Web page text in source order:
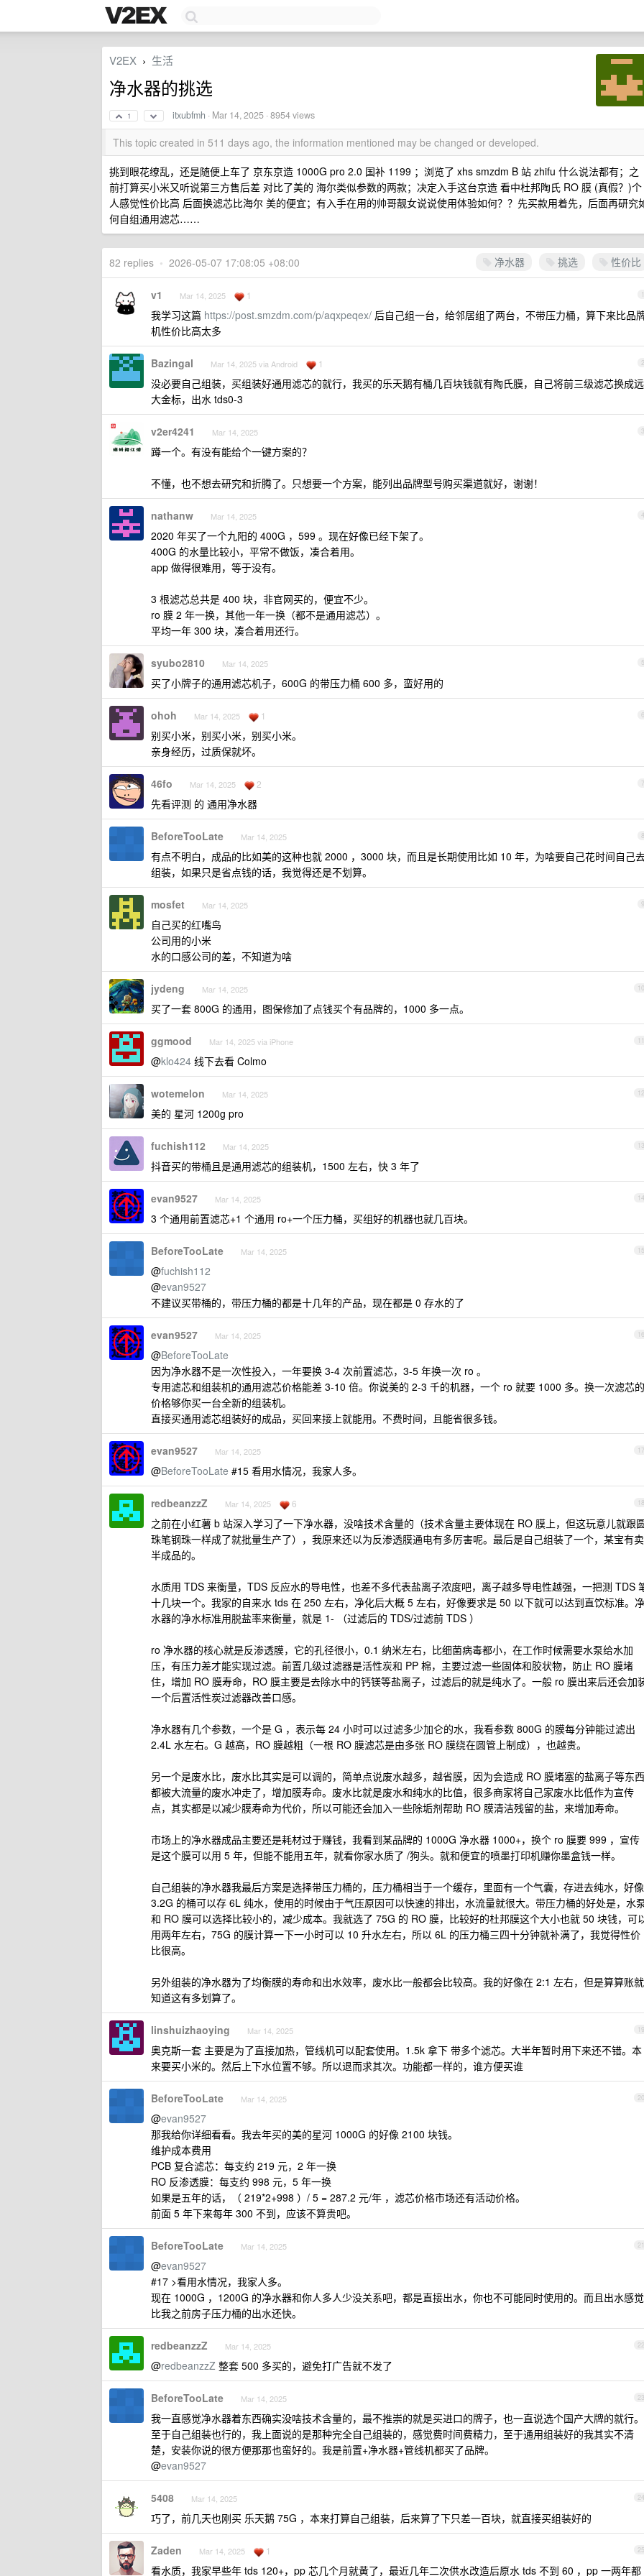
V2EX › 生活
净水器的挑选
1 itxubfmh · Mar 14, 2025 · 8954 views
This topic created in 511 days ago, the information mentioned may be changed or developed.
挑到眼花缭乱，还是随便上车了 京东京造 1000G pro 2.0 国补 1199 ；浏览了 xhs smzdm B 站 zhifu 什么说法都有；之
前打算买小米又听说第三方售后差 对比了美的 海尔类似参数的两款；决定入手这台京造 看中杜邦陶氏 RO 膜 (真假？)个
人感觉性价比高 后面换滤芯比海尔 美的便宜；有入手在用的帅哥靓女说说使用体验如何？？先买款用着先，后面再研究
何自组通用滤芯……
净水器 挑选 性价比
82 replies • 2026-05-07 17:08:05 +08:00
1
v1 Mar 14, 2025 1
我学习这篇 https://post.smzdm.com/p/aqxpeqex/ 后自己组一台，给邻居组了两台，不带压力桶，算下来比品
机性价比高太多
2
Bazingal Mar 14, 2025 via Android 1
没必要自己组装，买组装好通用滤芯的就行，我买的乐天鹅有桶几百块钱就有陶氏膜，自己将前三级滤芯换成远
大金标，出水 tds0-3
3
v2er4241 Mar 14, 2025
蹲一个。有没有能给个一键方案的？
不懂，也不想去研究和折腾了。只想要一个方案，能列出品牌型号购买渠道就好，谢谢！
4
nathanw Mar 14, 2025
2020 年买了一个九阳的 400G ，599 。现在好像已经下架了。
400G 的水量比较小，平常不做饭，凑合着用。
app 做得很难用，等于没有。
3 根滤芯总共是 400 块，非官网买的，便宜不少。
ro 膜 2 年一换，其他一年一换（都不是通用滤芯）。
平均一年 300 块，凑合着用还行。
5
syubo2810 Mar 14, 2025
买了小牌子的通用滤芯机子，600G 的带压力桶 600 多，蛮好用的
6
ohoh Mar 14, 2025 1
别买小米，别买小米，别买小米。
亲身经历，过质保就坏。
7
46fo Mar 14, 2025 2
先看评测 的 通用净水器
8
BeforeTooLate Mar 14, 2025
有点不明白，成品的比如美的这种也就 2000 ，3000 块，而且是长期使用比如 10 年，为啥要自己花时间自己
组装，如果只是省点钱的话，我觉得还是不划算。
9
mosfet Mar 14, 2025
自己买的红嘴鸟
公司用的小米
水的口感公司的差，不知道为啥
10
jydeng Mar 14, 2025
买了一套 800G 的通用，图保修加了点钱买个有品牌的，1000 多一点。
11
ggmood Mar 14, 2025 via iPhone
@klo424 线下去看 Colmo
12
wotemelon Mar 14, 2025
美的 星河 1200g pro
13
fuchish112 Mar 14, 2025
抖音买的带桶且是通用滤芯的组装机，1500 左右，快 3 年了
14
evan9527 Mar 14, 2025
3 个通用前置滤芯+1 个通用 ro+一个压力桶，买组好的机器也就几百块。
15
BeforeTooLate Mar 14, 2025
@fuchish112
@evan9527
不建议买带桶的，带压力桶的都是十几年的产品，现在都是 0 存水的了
16
evan9527 Mar 14, 2025
@BeforeTooLate
因为净水器不是一次性投入，一年要换 3-4 次前置滤芯，3-5 年换一次 ro 。
专用滤芯和组装机的通用滤芯价格能差 3-10 倍。你说美的 2-3 千的机器，一个 ro 就要 1000 多。换一次滤芯的
价格够你买一台全新的组装机。
直接买通用滤芯组装好的成品，买回来接上就能用。不费时间，且能省很多钱。
17
evan9527 Mar 14, 2025
@BeforeTooLate #15 看用水情况，我家人多。
18
redbeanzzZ Mar 14, 2025 6
之前在小红薯 b 站深入学习了一下净水器，没啥技术含量的（技术含量主要体现在 RO 膜上，但这玩意儿就跟
珠笔钢珠一样成了就批量生产了），我原来还以为反渗透膜通电有多厉害呢。最后是自己组装了一个，某宝有卖
半成品的。
水质用 TDS 来衡量，TDS 反应水的导电性，也差不多代表盐离子浓度吧，离子越多导电性越强，一把测 TDS
十几块一个。我家的自来水 tds 在 250 左右，净化后大概 5 左右，好像要求是 50 以下就可以达到直饮标准。净
水器的净水标准用脱盐率来衡量，就是 1- （过滤后的 TDS/过滤前 TDS ）
ro 净水器的核心就是反渗透膜，它的孔径很小，0.1 纳米左右，比细菌病毒都小，在工作时候需要水泵给水加
压，有压力差才能实现过滤。前置几级过滤器是活性炭和 PP 棉，主要过滤一些固体和胶状物，防止 RO 膜堵
住，增加 RO 膜寿命，RO 膜主要是去除水中的钙镁等盐离子，过滤后的就是纯水了。一般 ro 膜出来后还会加
一个后置活性炭过滤器改善口感。
净水器有几个参数，一个是 G ，表示每 24 小时可以过滤多少加仑的水，我看参数 800G 的膜每分钟能过滤出
2.4L 水左右。G 越高，RO 膜越粗（一根 RO 膜滤芯是由多张 RO 膜绕在圆管上制成），也越贵。
另一个是废水比，废水比其实是可以调的，简单点说废水越多，越省膜，因为会造成 RO 膜堵塞的盐离子等东西
都被大流量的废水冲走了，增加膜寿命。废水比就是废水和纯水的比值，很多商家将自己家废水比低作为宣传
点，其实都是以减少膜寿命为代价，所以可能还会加入一些除垢剂帮助 RO 膜清洁残留的盐，来增加寿命。
市场上的净水器成品主要还是耗材过于赚钱，我看到某品牌的 1000G 净水器 1000+，换个 ro 膜要 999 ，宣传
是这个膜可以用 5 年，但能不能用五年，就看你家水质了 /狗头。就和便宜的喷墨打印机赚你墨盒钱一样。
自己组装的净水器我最后方案是选择带压力桶的，压力桶相当于一个缓存，里面有一个气囊，存进去纯水，好像
3.2G 的桶可以存 6L 纯水，使用的时候由于气压原因可以快速的排出，水流量就很大。带压力桶的好处是，水
和 RO 膜可以选择比较小的，减少成本。我就选了 75G 的 RO 膜，比较好的杜邦膜这个大小也就 50 块钱，可
用两年左右，75G 的膜计算一下一小时可以 10 升水左右，所以 6L 的压力桶三四十分钟就补满了，我觉得性价
比很高。
另外组装的净水器为了均衡膜的寿命和出水效率，废水比一般都会比较高。我的好像在 2:1 左右，但是算算账就
知道这有多划算了。
19
linshuizhaoying Mar 14, 2025
奥克斯一套 主要是为了直接加热，管线机可以配套使用。1.5k 拿下 带多个滤芯。大半年暂时用下来还不错。本
来要买小米的。然后上下水位置不够。所以退而求其次。功能都一样的，谁方便买谁
20
BeforeTooLate Mar 14, 2025
@evan9527
那我给你详细看看。我去年买的美的星河 1000G 的好像 2100 块钱。
维护成本费用
PCB 复合滤芯：每支约 219 元，2 年一换
RO 反渗透膜：每支约 998 元，5 年一换
如果是五年的话，（ 219*2+998 ）/ 5 = 287.2 元/年 ，滤芯价格市场还有活动价格。
前面 5 年下来每年 300 不到，应该不算贵吧。
21
BeforeTooLate Mar 14, 2025
@evan9527
#17 >看用水情况，我家人多。
现在 1000G ，1200G 的净水器和你人多人少没关系吧，都是直接出水，你也不可能同时使用的。而且出水感觉
比我之前房子压力桶的出水还快。
22
redbeanzzZ Mar 14, 2025
@redbeanzzZ 整套 500 多买的，避免打广告就不发了
23
BeforeTooLate Mar 14, 2025
我一直感觉净水器着东西确实没啥技术含量的，最不推崇的就是买进口的牌子，也一直说选个国产大牌的就行。
至于自己组装也行的，我上面说的是那种完全自己组装的，感觉费时间费精力，至于通用组装好的我其实不清
楚，安装你说的很方便那那也蛮好的。我是前置+净水器+管线机都买了品牌。
@evan9527
24
5408 Mar 14, 2025
巧了，前几天也刚买 乐天鹅 75G ，本来打算自己组装，后来算了下只差一百块，就直接买组装好的
25
Zaden Mar 14, 2025 1
看水质，我家早些年 tds 120+，pp 芯几个月就黄了，最近几年二次供水改造后原水 tds 不到 60 ，pp 一两年都